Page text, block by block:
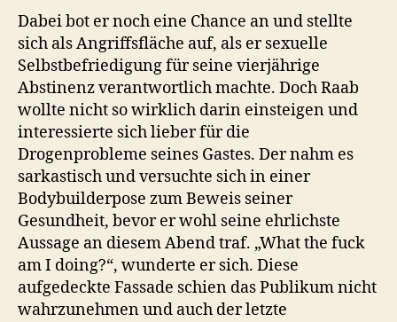
Dabei bot er noch eine Chance an und stellte
sich als Angriffsfläche auf, als er sexuelle
Selbstbefriedigung für seine vierjährige
Abstinenz verantwortlich machte. Doch Raab
wollte nicht so wirklich darin einsteigen und
interessierte sich lieber für die
Drogenprobleme seines Gastes. Der nahm es
sarkastisch und versuchte sich in einer
Bodybuilderpose zum Beweis seiner
Gesundheit, bevor er wohl seine ehrlichste
Aussage an diesem Abend traf. „What the fuck
am I doing?“, wunderte er sich. Diese
aufgedeckte Fassade schien das Publikum nicht
wahrzunehmen und auch der letzte